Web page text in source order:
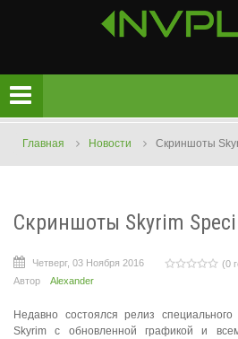
Главная Новости Скриншоты
Скриншоты Skyrim
Четверг, 03 Ноября 2016 (0
Автор
Alexander
Недавно состоялся релиз
Skyrim с обновленной графикой и